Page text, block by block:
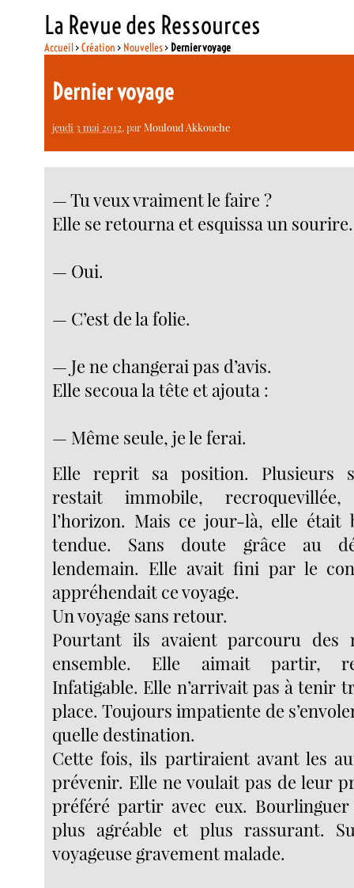
La Revue des Ressources
Accueil>Création > Nouvelles> Dernier voyage
Dernier voyage
jeudi 3 mai 2012, parMouloud Akkouche
— Tu veux vraiment le faire ?
Elle se retourna et esquissa un sourire.
— Oui.
— C’est de la folie.
— Je ne changerai pas d’avis.
Elle secoua la tête et ajouta :
— Même seule, je le ferai.
Elle reprit sa position. Plusieurs
restait immobile,
l’horizon. Mais ce jour-là, elle était
tendue. Sans doute grâce au
lendemain. Elle avait fini par le
appréhendait ce voyage.
Un voyage sans retour.
Pourtant ils avaient parcouru des
ensemble. Elle aimait partir,
Infatigable. Elle n’arrivait pas à tenir
place. Toujours impatiente de
quelle destination.
Cette fois, ils partiraient avant les
prévenir. Elle ne voulait pas de leur
préféré partir avec eux.
plus agréable et plus rassurant.
voyageuse gravement malade.